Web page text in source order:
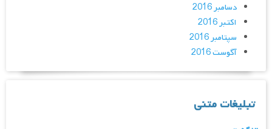
دسامبر 2016
اکتبر 2016
سپتامبر 2016
آگوست 2016
تبلیغات متنی